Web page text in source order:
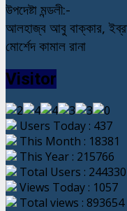
উপদেষ্টা মন্ডলী:-
আলহাজ্ব আবু বাক্কার,
মোর্শেদ কামাল রানা
Visitor
Users Today : 437
This Month : 18381
This Year : 215766
Total Users : 244330
Views Today : 1057
Total views : 893654